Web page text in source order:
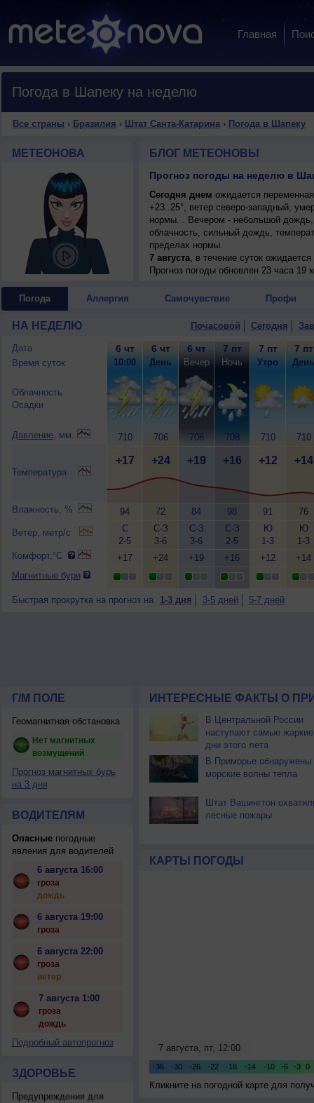
Главная
Погода в Шапеку на неделю
Все страны › Бразилия › Штат Санта-Катарина› Погода в Шапеку
МЕТЕОНОВА БЛОГ МЕТЕОНОВЫ
Прогноз погоды на неделю в
Сегодня днем ожидается
+23..25°, ветер северо-западный,
нормы. . Вечером - небольшой дождь,
облачность, сильный дождь,
пределах нормы.
7 августа, в течение суток
ночью +15..17°, днем +13..15°, ветер
Прогноз погоды обновлен 23 часа 19
Погода Аллергия Самочувствие Профи
НА НЕДЕЛЮ Почасовой Сегодня
Дата
Время суток
Облачность
Осадки
Давление, мм.
Температура
Влажность, %
Ветер, метр/с
Комфорт,°C
Магнитные бури
6 чт
10:00
710
+17
94
С
2-5
+17
6 чт
День
706
+24
72
С-З
3-6
+24
6 чт
Вечер
706
+19
84
С-З
3-6
+19
7 пт
Ночь
708
+16
98
С-З
2-5
+16
7 пт
Утро
710
+12
91
Ю
1-3
+12
7 пт
День
710
+14
76
Ю
1-3
+14
Быстрая прокрутка на прогноз на 1-3 дня 3-5 дней 5-7 дней
Г/М ПОЛЕ
Геомагнитная обстановка
Нет магнитных
возмущений
Прогноз магнитных бурь
на 3 дня
ВОДИТЕЛЯМ
Опасныепогодные
явления для водителей
6 августа 16:00
гроза
дождь
6 августа 19:00
гроза
6 августа 22:00
гроза
ветер
7 августа 1:00
гроза
дождь
Подробный автопрогноз
ЗДОРОВЬЕ
Предупреждения для
ИНТЕРЕСНЫЕ ФАКТЫ О
В Центральной России
наступают самые жаркие
дни этого лета
В Приморье обнаружены
морские волны тепла
Штат Вашингтон
лесные пожары
КАРТЫ ПОГОДЫ
Кликните на погодной карте для